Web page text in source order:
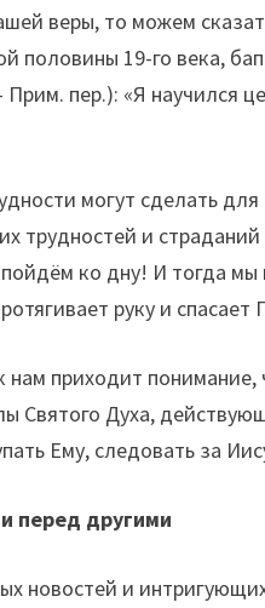
веры, то можем
половины 19-го века,
пер.): «Я научился
могут сделать
трудностей и
ко дну! И тогда
руку и спасает
нам приходит
Святого Духа,
Ему, следовать за
перед другими
новостей и